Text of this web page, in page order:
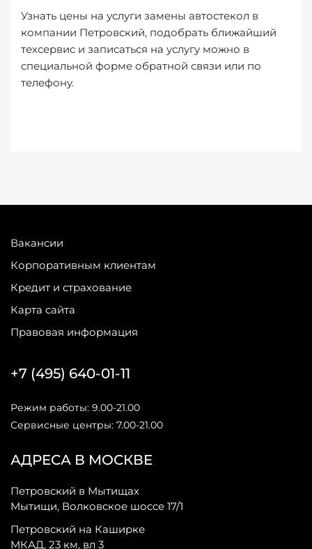
Узнать цены на услуги замены автостекол в
компании Петровский, подобрать ближайший
техсервис и записаться на услугу можно в
специальной форме обратной связи или по
телефону.
Вакансии
Корпоративным клиентам
Кредит и страхование
Карта сайта
Правовая информация
АДРЕСА В МОСКВЕ
Петровский в Мытищах
Мытищи, Волковское шоссе 17/1
Петровский на Каширке
МКАД, 23 км, вл 3
+7 (495) 640-01-11
Режим работы: 9.00-21.00
Сервисные центры: 7.00-21.00